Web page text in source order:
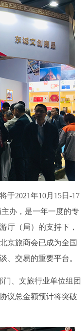
于2021年10月15日-17
办，是一年一度的专
厅（局）的支持下，
京旅商会已成为全国
、交易的重要平台。
、文旅行业单位组团
议总金额预计将突破